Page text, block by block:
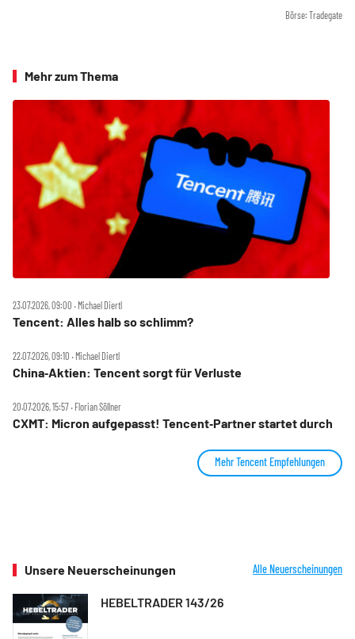
Börse: Tradegate
Mehr zum Thema
23.07.2026, 09:00 ‧ Michael Diertl
Tencent: Alles halb so schlimm?
22.07.2026, 09:10 ‧ Michael Diertl
China‑Aktien: Tencent sorgt für Verluste
20.07.2026, 15:57 ‧ Florian Söllner
CXMT: Micron aufgepasst! Tencent‑Partner startet durch
Mehr Tencent Empfehlungen
Unsere Neuerscheinungen Alle Neuerscheinungen
HEBELTRADER 143/26